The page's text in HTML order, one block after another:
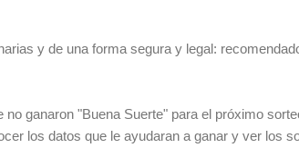
y de una forma segura y legal:
ganaron "Buena Suerte" para el próximo
los datos que le ayudaran a ganar y ver los